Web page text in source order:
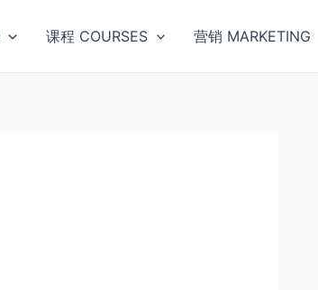
课程 COURSES 营销 MARKETING